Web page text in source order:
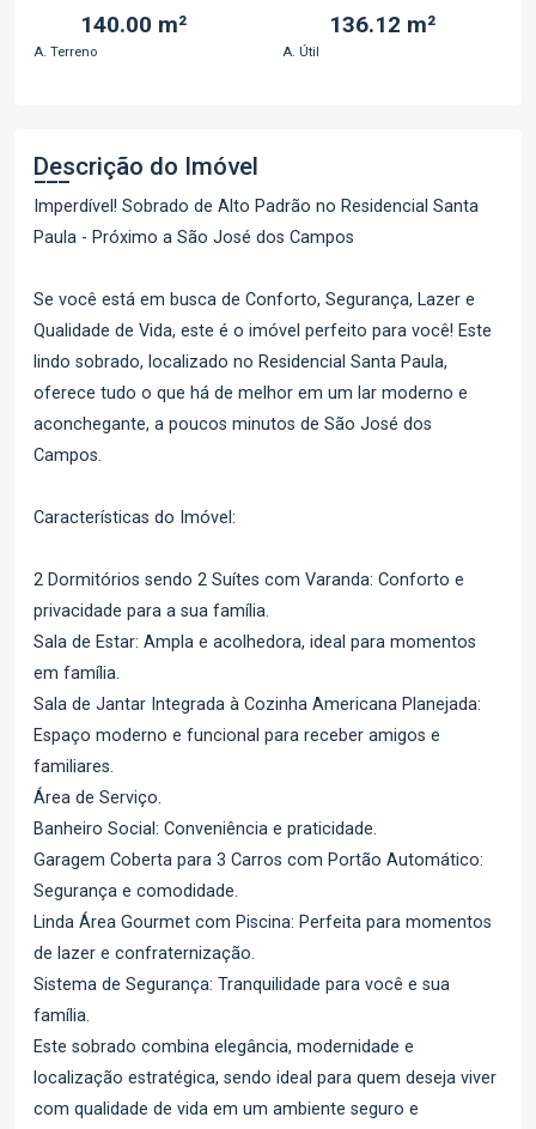
140.00 m²
A. Terreno
136.12 m²
A. Útil
Descrição do Imóvel
Imperdível! Sobrado de Alto Padrão no Residencial Santa
Paula - Próximo a São José dos Campos
Se você está em busca de Conforto, Segurança, Lazer e
Qualidade de Vida, este é o imóvel perfeito para você! Este
lindo sobrado, localizado no Residencial Santa Paula,
oferece tudo o que há de melhor em um lar moderno e
aconchegante, a poucos minutos de São José dos
Campos.
Características do Imóvel:
2 Dormitórios sendo 2 Suítes com Varanda: Conforto e
privacidade para a sua família.
Sala de Estar: Ampla e acolhedora, ideal para momentos
em família.
Sala de Jantar Integrada à Cozinha Americana Planejada:
Espaço moderno e funcional para receber amigos e
familiares.
Área de Serviço.
Banheiro Social: Conveniência e praticidade.
Garagem Coberta para 3 Carros com Portão Automático:
Segurança e comodidade.
Linda Área Gourmet com Piscina: Perfeita para momentos
de lazer e confraternização.
Sistema de Segurança: Tranquilidade para você e sua
família.
Este sobrado combina elegância, modernidade e
localização estratégica, sendo ideal para quem deseja viver
com qualidade de vida em um ambiente seguro e